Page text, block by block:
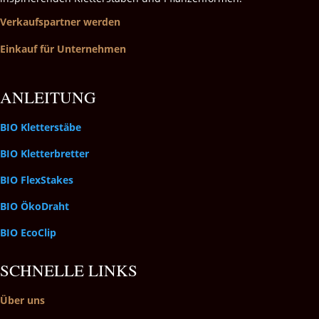
Verkaufspartner werden
Einkauf für Unternehmen
ANLEITUNG
BIO Kletterstäbe
BIO Kletterbretter
BIO FlexStakes
BIO ÖkoDraht
BIO EcoClip
SCHNELLE LINKS
Über uns